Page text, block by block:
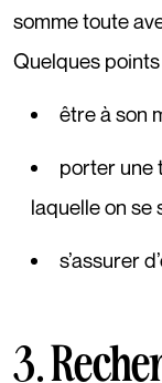
somme toute
Quelques
être à son
porter une
laquelle on se
s’assurer
3.